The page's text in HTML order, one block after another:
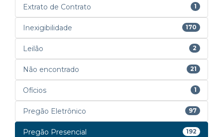
Extrato de Contrato 1
Inexigibilidade 170
Leilão 2
Não encontrado 21
Ofícios 1
Pregão Eletrônico 97
Pregão Presencial 192